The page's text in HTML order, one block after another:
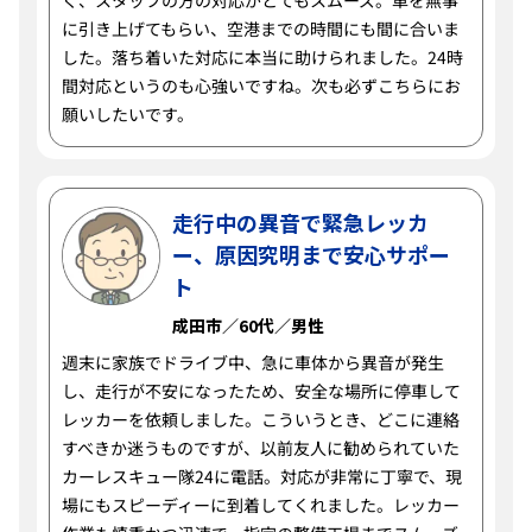
に引き上げてもらい、空港までの時間にも間に合いま
した。落ち着いた対応に本当に助けられました。24時
間対応というのも心強いですね。次も必ずこちらにお
願いしたいです。
走行中の異音で緊急レッカ
ー、原因究明まで安心サポー
ト
成田市／60代／男性
週末に家族でドライブ中、急に車体から異音が発生
し、走行が不安になったため、安全な場所に停車して
レッカーを依頼しました。こういうとき、どこに連絡
すべきか迷うものですが、以前友人に勧められていた
カーレスキュー隊24に電話。対応が非常に丁寧で、現
場にもスピーディーに到着してくれました。レッカー